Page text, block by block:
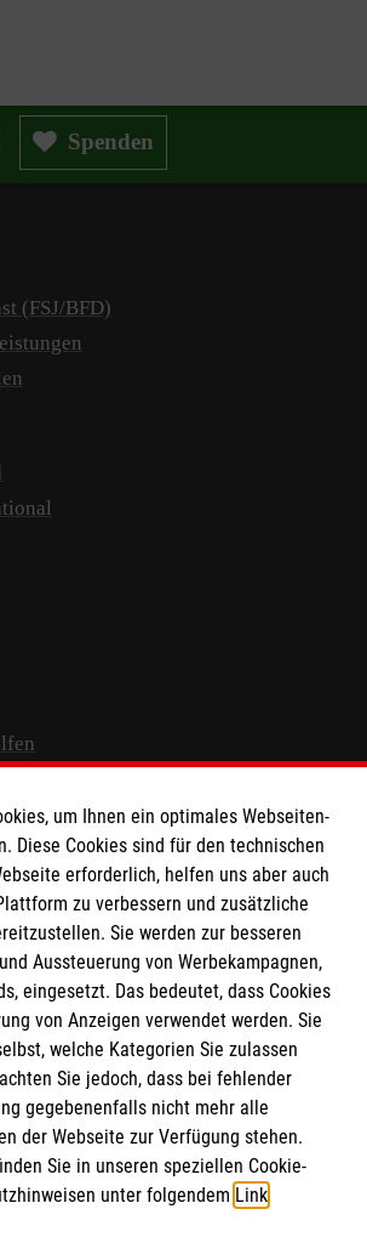
erfahren, bis in die
Regionen der Welt.
Euro Spenden
(FSJ/BFD)
Hilfsdienst e.V.
0120 1201 2000 12
1PA7
Newsletter abonnieren
um Ihnen ein optimales Webseiten-
Diese Cookies sind für den technischen
erforderlich, helfen uns aber auch
zu verbessern und zusätzliche
Sie werden zur besseren
Aussteuerung von Werbekampagnen,
eingesetzt. Das bedeutet, dass Cookies
von Anzeigen verwendet werden. Sie
welche Kategorien Sie zulassen
Sie jedoch, dass bei fehlender
gegebenenfalls nicht mehr alle
der Webseite zur Verfügung stehen.
Sie in unseren speziellen Cookie-
unter folgendem Link.